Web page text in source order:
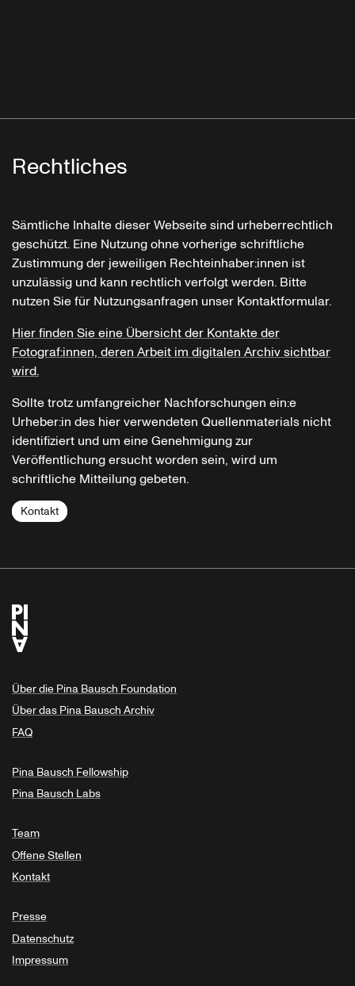
Rechtliches
Sämtliche Inhalte dieser Webseite sind urheberrechtlich
geschützt. Eine Nutzung ohne vorherige schriftliche
Zustimmung der jeweiligen Rechteinhaber:innen ist
unzulässig und kann rechtlich verfolgt werden. Bitte
nutzen Sie für Nutzungsanfragen unser Kontaktformular.
Hier finden Sie eine Übersicht der Kontakte der
Fotograf:innen, deren Arbeit im digitalen Archiv sichtbar
wird.
Sollte trotz umfangreicher Nachforschungen ein:e
Urheber:in des hier verwendeten Quellenmaterials nicht
identifiziert und um eine Genehmigung zur
Veröffentlichung ersucht worden sein, wird um
schriftliche Mitteilung gebeten.
Kontakt
Über die Pina Bausch Foundation
Über das Pina Bausch Archiv
FAQ
Pina Bausch Fellowship
Pina Bausch Labs
Team
Offene Stellen
Kontakt
Presse
Datenschutz
Impressum